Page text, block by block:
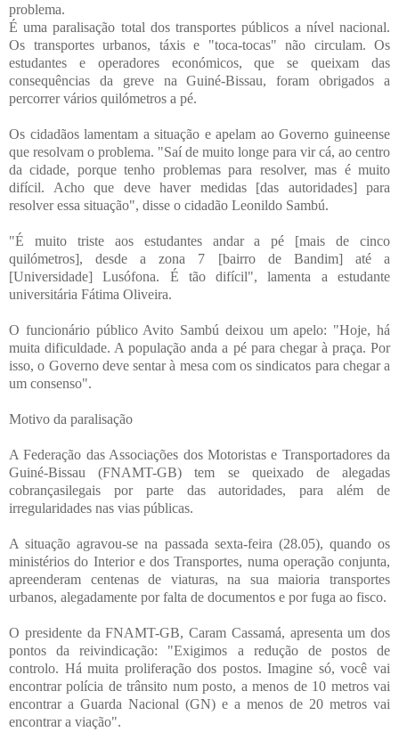
problema.
É uma paralisação total dos transportes públicos a nível nacional.
Os transportes urbanos, táxis e "toca-tocas" não circulam. Os
estudantes e operadores económicos, que se queixam das
consequências da greve na Guiné-Bissau, foram obrigados a
percorrer vários quilómetros a pé.
Os cidadãos lamentam a situação e apelam ao Governo guineense
que resolvam o problema. "Saí de muito longe para vir cá, ao centro
da cidade, porque tenho problemas para resolver, mas é muito
difícil. Acho que deve haver medidas [das autoridades] para
resolver essa situação", disse o cidadão Leonildo Sambú.
"É muito triste aos estudantes andar a pé [mais de cinco
quilómetros], desde a zona 7 [bairro de Bandim] até a
[Universidade] Lusófona. É tão difícil", lamenta a estudante
universitária Fátima Oliveira.
O funcionário público Avito Sambú deixou um apelo: "Hoje, há
muita dificuldade. A população anda a pé para chegar à praça. Por
isso, o Governo deve sentar à mesa com os sindicatos para chegar a
um consenso".
Motivo da paralisação
A Federação das Associações dos Motoristas e Transportadores da
Guiné-Bissau (FNAMT-GB) tem se queixado de alegadas
cobrançasilegais por parte das autoridades, para além de
irregularidades nas vias públicas.
A situação agravou-se na passada sexta-feira (28.05), quando os
ministérios do Interior e dos Transportes, numa operação conjunta,
apreenderam centenas de viaturas, na sua maioria transportes
urbanos, alegadamente por falta de documentos e por fuga ao fisco.
O presidente da FNAMT-GB, Caram Cassamá, apresenta um dos
pontos da reivindicação: "Exigimos a redução de postos de
controlo. Há muita proliferação dos postos. Imagine só, você vai
encontrar polícia de trânsito num posto, a menos de 10 metros vai
encontrar a Guarda Nacional (GN) e a menos de 20 metros vai
encontrar a viação".